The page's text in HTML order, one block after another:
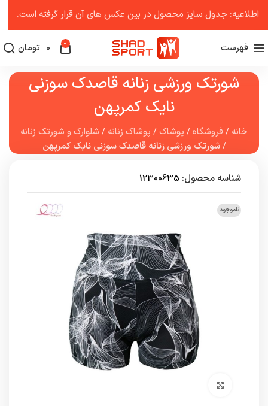
فهرست 0
0 تومان
شورتک ورزشی زنانه قاصدک سوزنی
نایک کمرپهن
خانه /فروشگاه/ پوشاک/ پوشاک زنانه / شلوارک و شورتک زنانه
/شورتک ورزشی زنانه قاصدک سوزنی نایک کمرپهن
شناسه محصول: 12300635
ناموجود
اطلاعیه: جدول سایز محصول در بین عکس ‌های آن قرار گرفته است.